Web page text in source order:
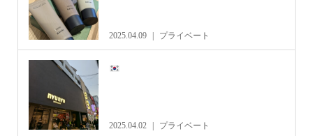
2025.04.09 プライベート
2025.04.02 プライベート